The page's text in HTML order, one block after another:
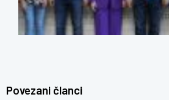
Povezani članci